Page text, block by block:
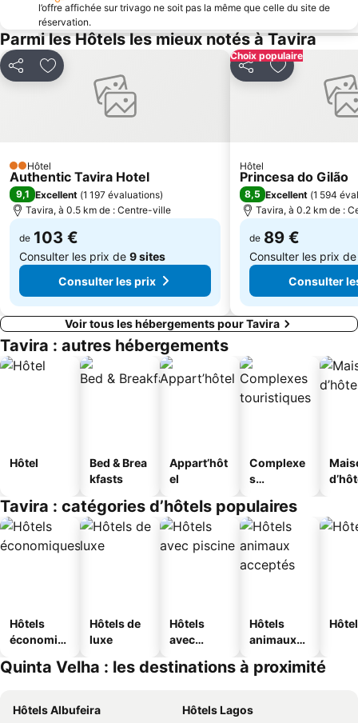
La Antilla
Praia do Vale do Garrão
Pego do Inferno
Avenida Marginal de Monte Gordo
Terminal Rodoviário Faro
Aula Marina El Terrón
Golf El Rompido
Castelo de Tavira
Estação de Caminhos de Ferro de Faro
Club de Golf d'Islantilla
Vale do Lobo Resort
Port de plaisance El Rompido
de Forte Novo
l’offre affichée sur trivago ne soit pas la même que celle du site de
réservation.
Parmi les Hôtels les mieux notés à Tavira
PartagerAjouter à mes favoris
2 Étoiles
Hôtel
Authentic Tavira Hotel
9,1 Excellent (1 197 évaluations)
Tavira, à 0.5 km de : Centre-ville
de 103 €
Consulter les prix de 9 sites
Consulter les prix
Choix populaire
PartagerAjouter à
Hôtel
Princesa do Gilão
8,5 Excellent (1 594
Tavira, à 0.2 km de :
de 89 €
Consulter les prix
Consulter
Voir tous les hébergements pour Tavira
Tavira : autres hébergements
Hôtel
Bed & Brea
kfasts
Appart’hôt
el
Complexe
s
s
Tavira : catégories d’hôtels populaires
Hôtels
économiq
Hôtels de
luxe
Hôtels
avec
Hôtels
animaux
Quinta Velha : les destinations à proximité
Hôtels Albufeira
Hôtels Lagos